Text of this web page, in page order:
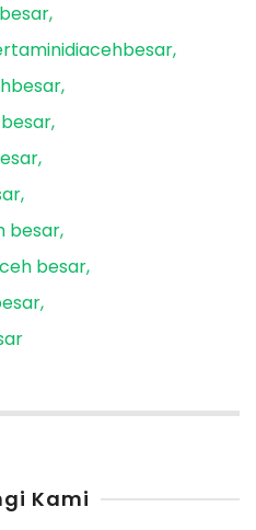
besar
besar
Kami